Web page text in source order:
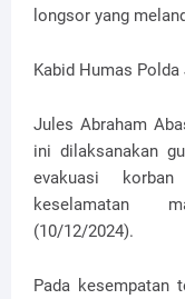
longsor yang
Kabid Humas Polda
Jules Abraham
ini dilaksanakan
evakuasi
keselamatan
(10/12/2024).
Pada kesempatan